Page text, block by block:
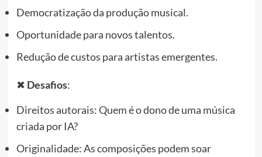
Democratização da produção musical.
Oportunidade para novos talentos.
Redução de custos para artistas emergentes.
✖ Desafios:
Direitos autorais: Quem é o dono de uma música
criada por IA?
Originalidade: As composições podem soar